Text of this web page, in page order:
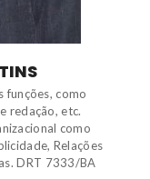
funções, como
redação, etc.
como
Relações
DRT 7333/BA